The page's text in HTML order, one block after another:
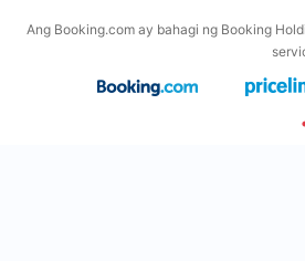
Ang Booking.com ay bahagi ng Booking